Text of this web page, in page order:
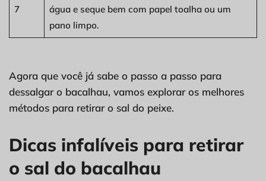
7
água e seque bem com papel toalha ou um
pano limpo.
Agora que você já sabe o passo a passo para
dessalgar o bacalhau, vamos explorar os melhores
métodos para retirar o sal do peixe.
Dicas infalíveis para retirar
o sal do bacalhau